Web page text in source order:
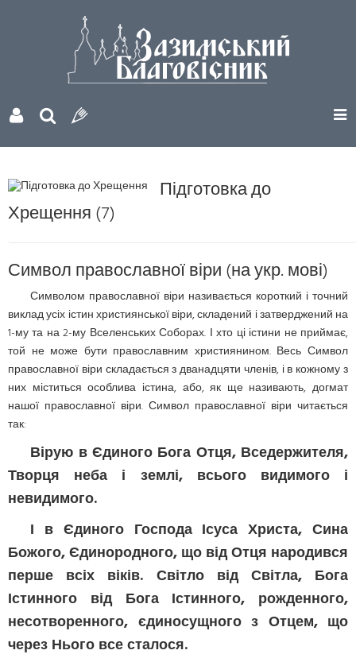
Підготовка до
Хрещення (7)
Символ православної віри (на укр. мові)
Символом православної віри називається короткий і точний
виклад усіх істин християнської віри, складений і затверджений на
1-му та на 2-му Вселенських Соборах. І хто ці істини не приймає,
той не може бути православним християнином. Весь Символ
православної віри складається з дванадцяти членів, і в кожному з
них міститься особлива істина, або, як ще називають, догмат
нашої православної віри. Символ православної віри читається
так:
Вірую в Єдиного Бога Отця, Вседержителя,
Творця неба і землі, всього видимого і
невидимого.
І в Єдиного Господа Ісуса Христа, Сина
Божого, Єдинородного, що від Отця народився
перше всіх віків. Світло від Світла, Бога
Істинного від Бога Істинного, рожденного,
несотворенного, єдиносущного з Отцем, що
через Нього все сталося.